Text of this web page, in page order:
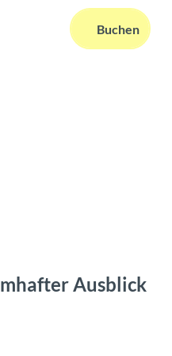
Suche Buchen
Ausblick